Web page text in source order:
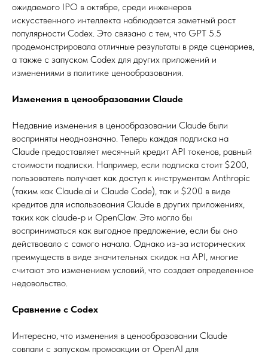
ожидаемого IPO в октябре, среди инженеров
искусственного интеллекта наблюдается заметный рост
популярности Codex. Это связано с тем, что GPT 5.5
продемонстрировала отличные результаты в ряде сценариев,
а также с запуском Codex для других приложений и
изменениями в политике ценообразования.
Изменения в ценообразовании Claude
Недавние изменения в ценообразовании Claude были
восприняты неоднозначно. Теперь каждая подписка на
Claude предоставляет месячный кредит API токенов, равный
стоимости подписки. Например, если подписка стоит $200,
пользователь получает как доступ к инструментам Anthropic
(таким как Claude.ai и Claude Code), так и $200 в виде
кредитов для использования Claude в других приложениях,
таких как claude-p и OpenClaw. Это могло бы
восприниматься как выгодное предложение, если бы оно
действовало с самого начала. Однако из-за исторических
преимуществ в виде значительных скидок на API, многие
считают это изменением условий, что создает определенное
недовольство.
Сравнение с Codex
Интересно, что изменения в ценообразовании Claude
совпали с запуском промоакции от OpenAI для